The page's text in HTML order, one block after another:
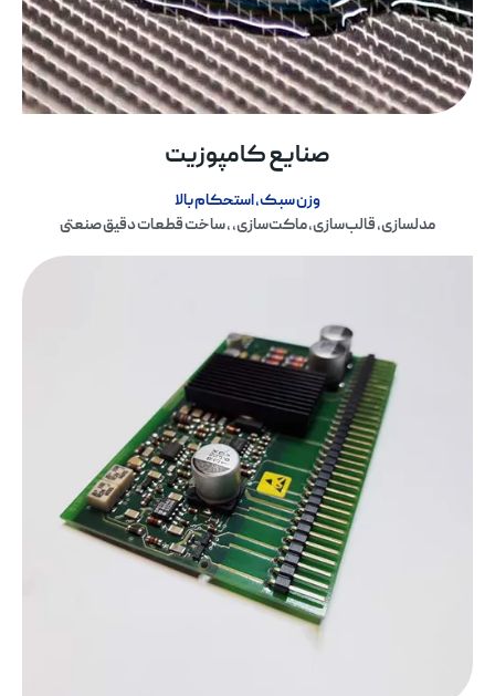
صنایع کامپوزیت
وزن سبک، استحکام بالا
مدلسازی، قالب‌سازی، ماکت‌سازی، ، ساخت قطعات دقیق صنعتی